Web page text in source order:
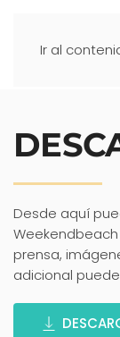
Ir al
Desde aquí
prensa,
adicional